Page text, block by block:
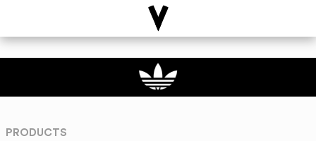
PRODUCTS